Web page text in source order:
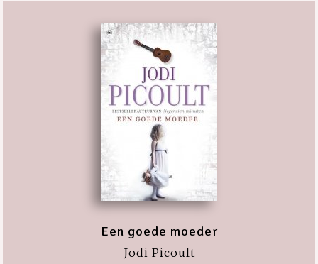
Een goede moeder
Jodi Picoult